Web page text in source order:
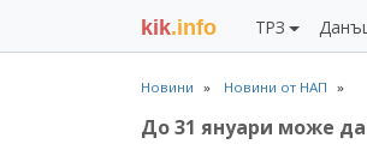
kik.info ТРЗ
Новини Новини от НАП
До 31 януари може